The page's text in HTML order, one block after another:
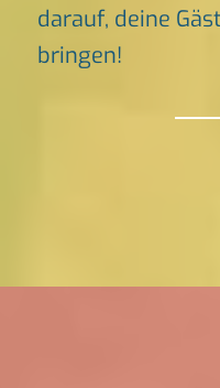
darauf, deine
bringen!